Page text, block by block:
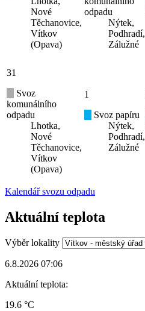
Nové
Těchanovice,
Vítkov
(Opava)
odpadu
Nýtek,
Podhradí,
Zálužné
31
Svoz
komunálního
odpadu
Lhotka,
Nové
Těchanovice,
Vítkov
(Opava)
1
Svoz papíru
Nýtek,
Podhradí,
Zálužné
Kalendář svozu odpadu
Aktuální teplota
Výběr lokality
6.8.2026 07:06
Aktuální teplota:
19.6 °C